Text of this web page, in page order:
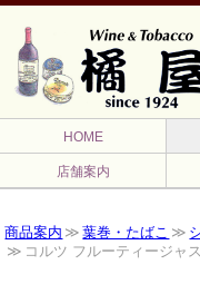
HOME
店舗案内
商品案内 葉巻・たばこ
コルツ フルーティージャ